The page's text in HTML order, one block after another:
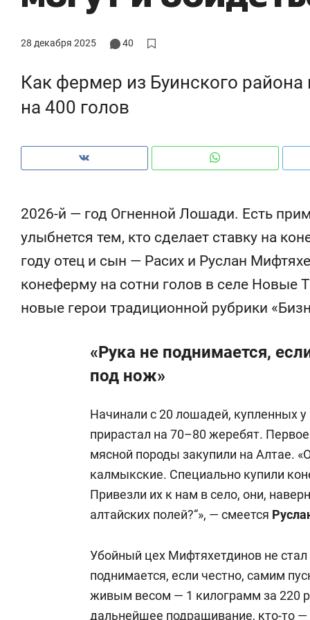
28 декабря 2025 40
Как фермер из Буинского
на 400 голов
2026-й — год Огненной Лошади. Есть
улыбнется тем, кто сделает ставку на
году отец и сын — Расих и Руслан
конеферму на сотни голов в селе Новые
новые герои традиционной рубрики
«Рука не поднимается,
под нож»
Начинали с 20 лошадей, купленных
прирастал на 70–80 жеребят.
мясной породы закупили на Алтае.
калмыкские. Специально купили
Привезли их к нам в село, они,
алтайских полей?“», — смеется
Убойный цех Мифтяхетдинов не стал
поднимается, если честно, самим
живым весом — 1 килограмм за 220
дальнейшее подращивание, кто-то —
рынки, почему надо знать аксакалов и
Как ГК «МИР ГРУПП» и ВТБ
создают оазис жилого
комфорта под Казанью
150
ID вместо